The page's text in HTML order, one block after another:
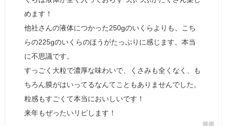
めます！
他社さんの液体につかった250gのいくらよりも、こち
らの225gのいくらのほうがたっぷりに感じます。本当
に不思議です。
すっごく大粒で濃厚な味わいで、くさみも全くなく、も
ちろん膜がはいってるなんてこともありませんでした。
粒感もすごくて本当においしいです！
来年もぜったいリピします！